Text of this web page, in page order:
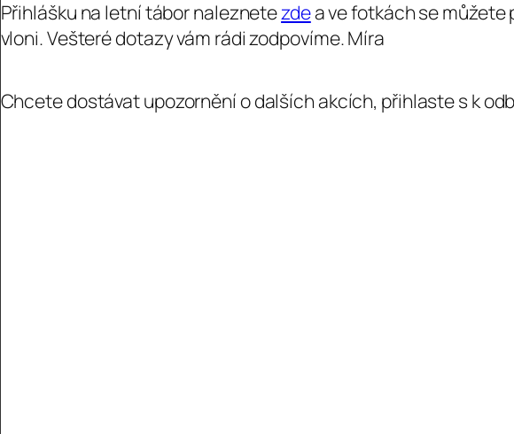
Přihlášku na letní tábor naleznetezdea ve fotkách se můžete
vloni. Vešteré dotazy vám rádi zodpovíme. Míra
Chcete dostávat upozornění o dalších akcích, přihlaste s k